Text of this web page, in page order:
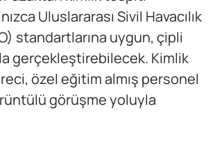
Uluslararası Sivil Havacılık
standartlarına uygun, çipli
gerçekleştirebilecek. Kimlik
özel eğitim almış personel
görüşme yoluyla